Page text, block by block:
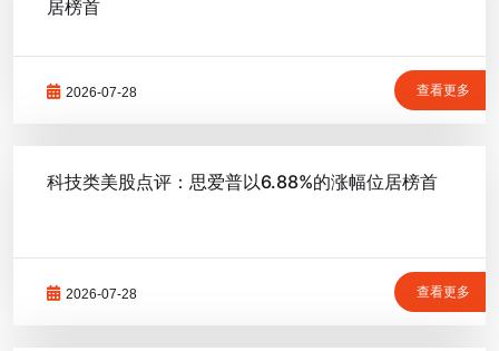
居榜首
2026-07-28 查看更多
科技类美股点评：思爱普以6.88%的涨幅位居榜首
2026-07-28 查看更多